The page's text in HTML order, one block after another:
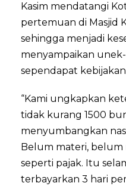
Kasim mendatangi
pertemuan di Masjid
sehingga menjadi
menyampaikan
sependapat
“Kami ungkapkan
tidak kurang 1500
menyumbangkan
Belum materi, belum
seperti pajak. Itu
terbayarkan 3 hari